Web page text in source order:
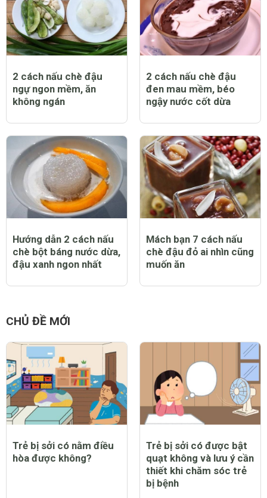
2 cách nấu chè đậu
ngự ngon mềm, ăn
không ngán
2 cách nấu chè đậu
đen mau mềm, béo
ngậy nước cốt dừa
Hướng dẫn 2 cách nấu
chè bột báng nước dừa,
đậu xanh ngon nhất
Mách bạn 7 cách nấu
chè đậu đỏ ai nhìn cũng
muốn ăn
CHỦ ĐỀ MỚI
Trẻ bị sởi có nằm điều
hòa được không?
Trẻ bị sởi có được bật
quạt không và lưu ý cần
thiết khi chăm sóc trẻ
bị bệnh